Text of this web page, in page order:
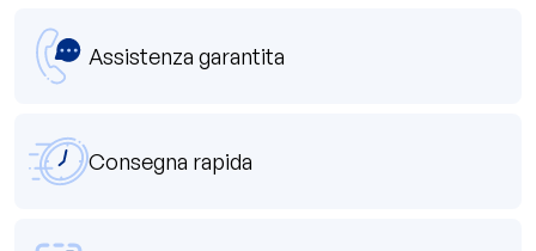
Assistenza garantita
Consegna rapida